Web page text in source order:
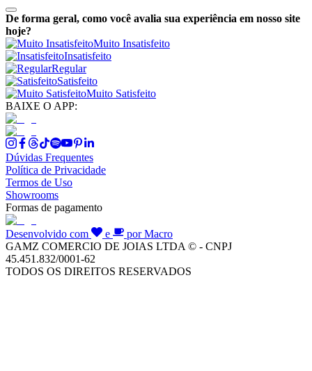
De forma geral, como você avalia sua experiência em nosso site
hoje?
Muito Insatisfeito
Insatisfeito
Regular
Satisfeito
Muito Satisfeito
BAIXE O APP:
Dúvidas Frequentes
Política de Privacidade
Termos de Uso
Showrooms
Formas de pagamento
Desenvolvido com e
por Macro
GAMZ COMERCIO DE JOIAS LTDA © - CNPJ
45.451.832/0001-62
TODOS OS DIREITOS RESERVADOS